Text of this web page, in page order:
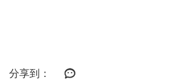
分享到：